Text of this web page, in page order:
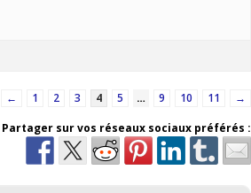
← 1 2 3 4 5 … 9 10 11
→
Partager sur vos réseaux sociaux préférés :